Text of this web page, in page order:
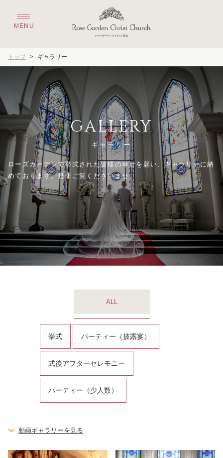
トップ > ギャラリー
GALLERY
ギャラリー
ローズガーデンで挙式された皆様の幸せを願い、ギャラリーに納
めております。是非ご覧くださいませ。
ALL
挙式 パーティー（披露宴）
式後アフターセレモニー
パーティー（少人数）
動画ギャラリーを見る